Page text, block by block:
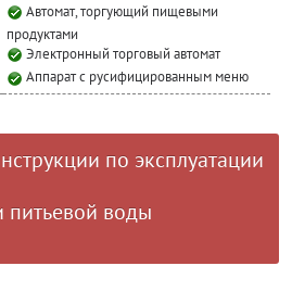
Автомат, торгующий пищевыми
продуктами
Электронный торговый автомат
Аппарат с русифицированным меню
по эксплуатации
воды